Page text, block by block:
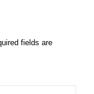
fields are